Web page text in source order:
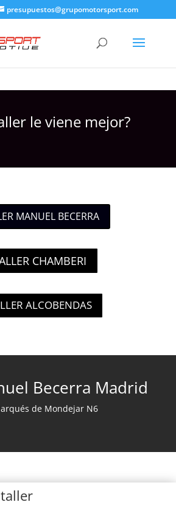
presupuestos@grupomotorsport.com
le viene mejor?
MANUEL BECERRA
CHAMBERI
ALCOBENDAS
Becerra Madrid
de Mondejar N6